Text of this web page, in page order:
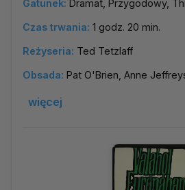
Gatunek: Dramat, Przygodowy,
Czas trwania: 1 godz. 20 min.
Reżyseria: Ted Tetzlaff
Obsada: Pat O'Brien, Anne
więcej